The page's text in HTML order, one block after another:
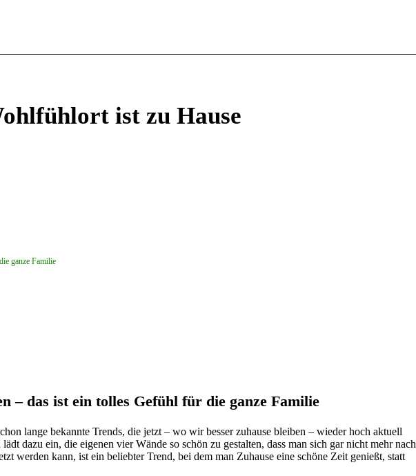
ist zu Hause
ganze Familie
– das ist ein tolles Gefühl für die ganze Familie
lange bekannte Trends, die jetzt – wo wir besser zuhause bleiben – wieder hoch aktuell
lädt dazu ein, die eigenen vier Wände so schön zu gestalten, dass man sich gar nicht mehr nach
werden kann, ist ein beliebter Trend, bei dem man Zuhause eine schöne Zeit genießt, statt